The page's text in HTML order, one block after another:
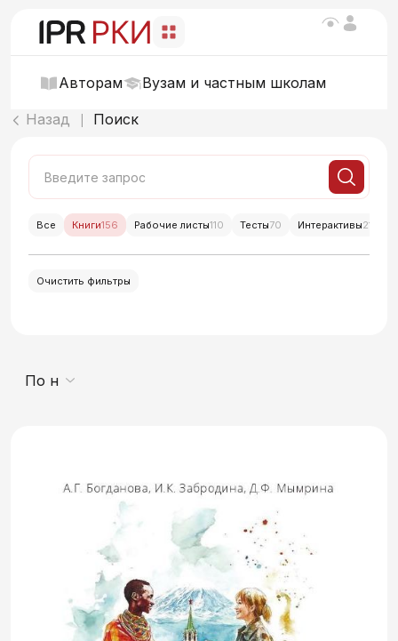
Авторам Вузам и частным школам
Назад Поиск
Все Книги156 Рабочие листы110 Тесты70 Интерактивы214
Очистить фильтры
По новизне